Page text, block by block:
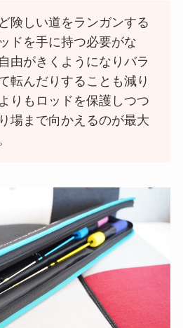
険しい道をランガンする
ドを手に持つ必要がな
由がきくようになりバラ
転んだりすることも減り
りもロッドを保護しつつ
場まで向かえるのが最大